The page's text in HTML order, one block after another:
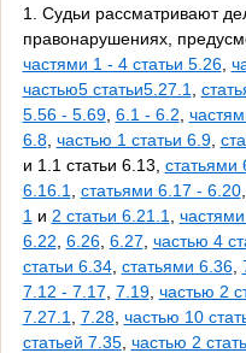
1. Судьи рассматривают
правонарушениях,
частями 1 - 4 статьи 5.26,
частью5 статьи5.27.1
5.56 - 5.69, 6.1 - 6.2
6.8, частью 1 статьи 6.9,
и 1.1 статьи 6.13, статьями
6.16.1
статьями 6.17 - 6.20,
1 и 2 статьи 6.21.1 частями
6.22 6.26, 6.27 частью 4
статьи 6.34, статьями 6.36,
7.12 - 7.17 7.19, частью 2
7.27.1
7.28, частью 10
статьей 7.35, частью 2